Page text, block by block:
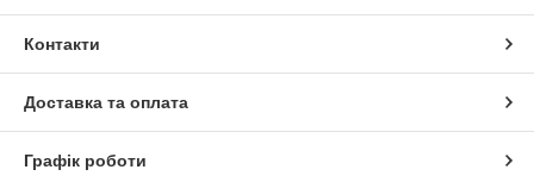
Контакти
Доставка та оплата
Графік роботи